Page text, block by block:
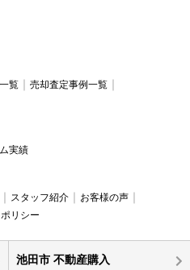
覧
売却査定事例一覧
実績
スタッフ紹介
お客様の声
リシー
池田市 不動産購入